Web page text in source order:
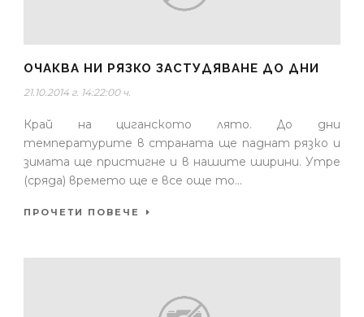
ОЧАКВА НИ РЯЗКО ЗАСТУДЯВАНЕ ДО ДНИ
21.10.2014 г. 14:22:00 ч.
Край на циганското лято. До дни
температурите в страната ще паднат рязко и
зимата ще пристигне и в нашите ширини. Утре
(сряда) времето ще е все още то...
ПРОЧЕТИ ПОВЕЧЕ